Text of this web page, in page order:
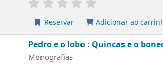
Adicionar ao carrinho
e o lobo : Quincas e o boneco de